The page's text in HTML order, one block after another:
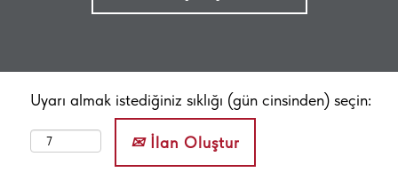
Uyarı almak istediğiniz sıklığı (gün cinsinden) seçin:
İlan Oluştur